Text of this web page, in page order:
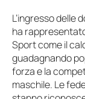
L’ingresso delle
ha
Sport come il
guadagnando
forza e la
maschile. Le